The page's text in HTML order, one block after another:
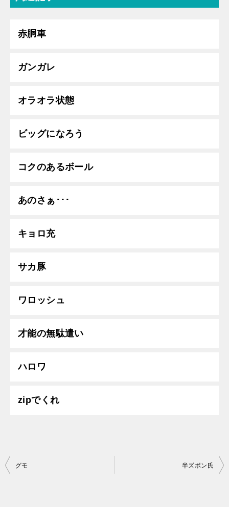
赤胴車
ガンガレ
オラオラ状態
ビッグになろう
コクのあるボール
あのさぁ･･･
キョロ充
サカ豚
ワロッシュ
才能の無駄遣い
ハロワ
zipでくれ
投
グモ 半ズボン氏